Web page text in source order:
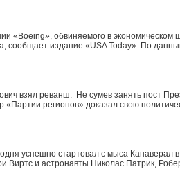
«Boeing», обвиняемого в экономическом
сообщает издание «USA Today». По
взял реванш. Не сумев занять пост
регионов» доказал свою
успешно стартовал с мыса
Виртс и астронавты Николас Патрик,